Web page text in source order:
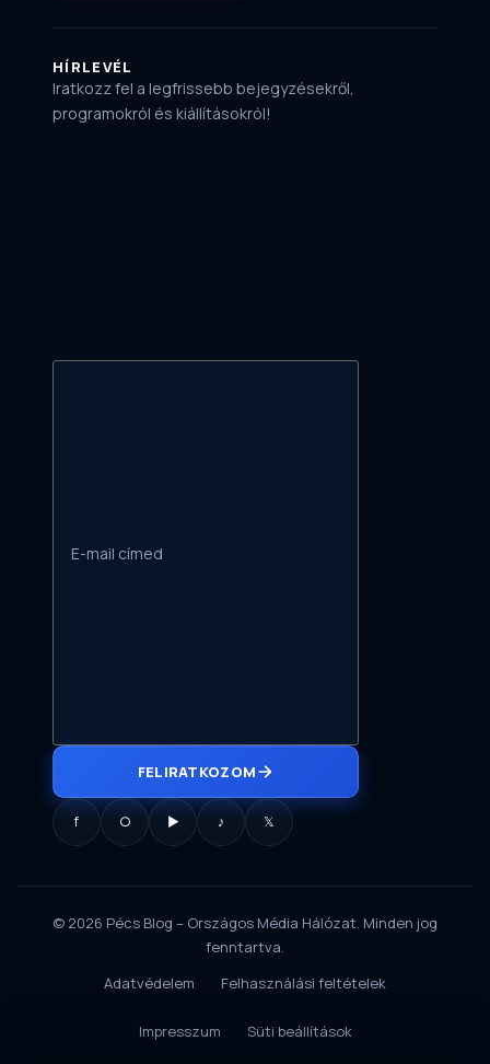
HÍRLEVÉL
Iratkozz fel a legfrissebb bejegyzésekről,
programokról és kiállításokról!
FELIRATKOZOM
f ○ ▶ ♪ 𝕏
© 2026 Pécs Blog – Országos Média Hálózat. Minden jog
fenntartva.
Adatvédelem
Felhasználási feltételek
Impresszum Süti beállítások